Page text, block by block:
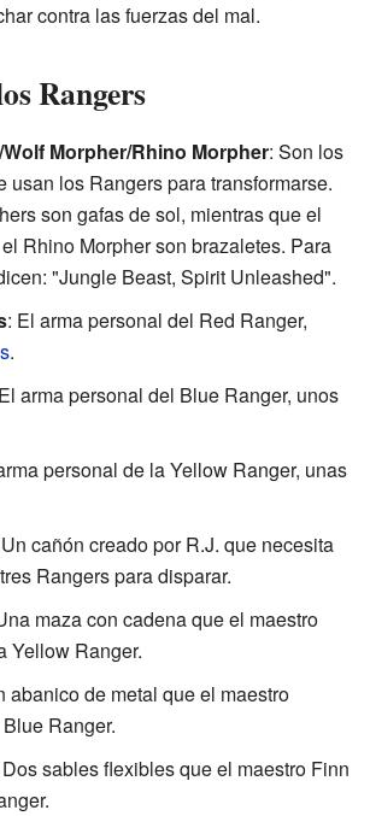
contra las fuerzas del mal.
Rangers
Morpher/Rhino Morpher: Son los
usan los Rangers para transformarse.
son gafas de sol, mientras que el
Rhino Morpher son brazaletes. Para
"Jungle Beast, Spirit Unleashed".
: El arma personal del Red Ranger,
.
arma personal del Blue Ranger, unos
personal de la Yellow Ranger, unas
cañón creado por R.J. que necesita
Rangers para disparar.
maza con cadena que el maestro
Yellow Ranger.
abanico de metal que el maestro
Ranger.
Dos sables flexibles que el maestro Finn